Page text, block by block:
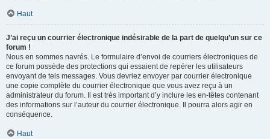
Haut
J’ai reçu un courrier électronique indésirable de la part de quelqu’un sur ce
forum !
Nous en sommes navrés. Le formulaire d’envoi de courriers électroniques de
ce forum possède des protections qui essaient de repérer les utilisateurs
envoyant de tels messages. Vous devriez envoyer par courrier électronique
une copie complète du courrier électronique que vous avez reçu à un
administrateur du forum. Il est très important d’y inclure les en-têtes contenant
des informations sur l’auteur du courrier électronique. Il pourra alors agir en
conséquence.
Haut